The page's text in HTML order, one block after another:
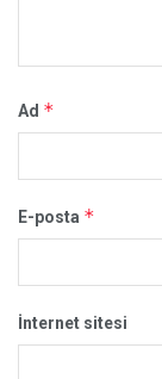
Ad *
E-posta *
İnternet sitesi